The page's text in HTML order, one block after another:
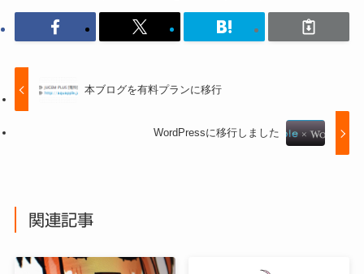
本ブログを有料プランに移行
WordPressに移行しました
関連記事